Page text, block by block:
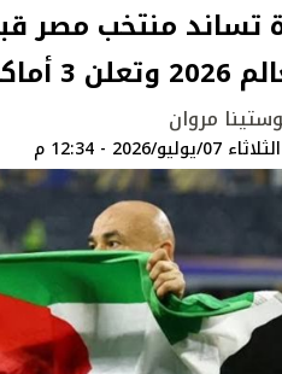
تساند منتخب مصر
لعرض المباراة
مروان
الثلاثاء 07/يوليو/2026 - 12:34 م